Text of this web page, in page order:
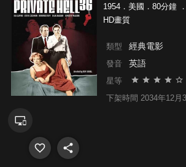
1954．美國．80分鐘 ．
HD畫質
類型 經典電影
發音 英語
星等
下架時間 2034年12月